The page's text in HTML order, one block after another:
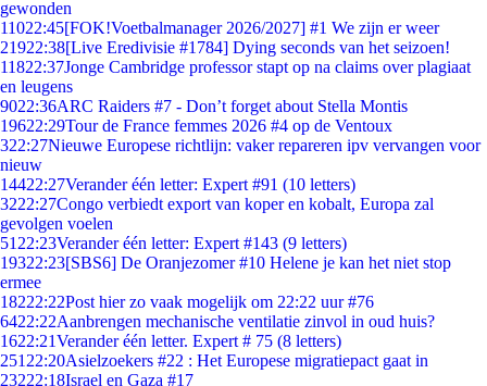
gewonden
11022:45[FOK!Voetbalmanager 2026/2027] #1 We zijn er weer
21922:38[Live Eredivisie #1784] Dying seconds van het seizoen!
11822:37Jonge Cambridge professor stapt op na claims over plagiaat
en leugens
9022:36ARC Raiders #7 - Don’t forget about Stella Montis
19622:29Tour de France femmes 2026 #4 op de Ventoux
322:27Nieuwe Europese richtlijn: vaker repareren ipv vervangen voor
nieuw
14422:27Verander één letter: Expert #91 (10 letters)
3222:27Congo verbiedt export van koper en kobalt, Europa zal
gevolgen voelen
51 22:23Verander één letter: Expert #143 (9 letters)
19322:23[SBS6] De Oranjezomer #10 Helene je kan het niet stop
ermee
18222:22Post hier zo vaak mogelijk om 22:22 uur #76
6422:22Aanbrengen mechanische ventilatie zinvol in oud huis?
1622:21Verander één letter. Expert # 75 (8 letters)
251 22:20Asielzoekers #22 : Het Europese migratiepact gaat in
23222:18Israel en Gaza #17